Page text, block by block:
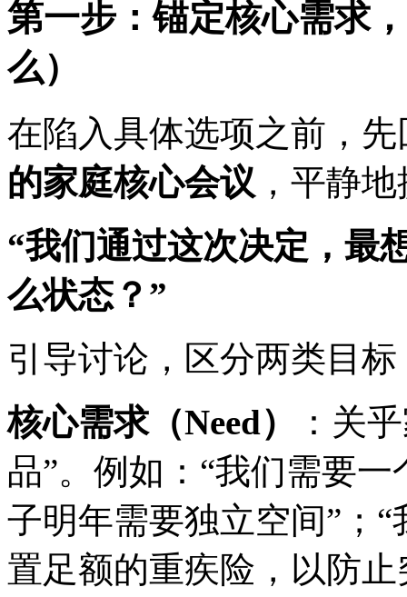
第一步：锚定核心需求
么）
在陷入具体选项之前，
的家庭核心会议 ，平静
“我们通过这次决定，最
么状态？”
引导讨论，区分两类目标
核心需求（Need）
：关
品”。例如：“我们需要
子明年需要独立空间”；
置足额的重疾险，以防